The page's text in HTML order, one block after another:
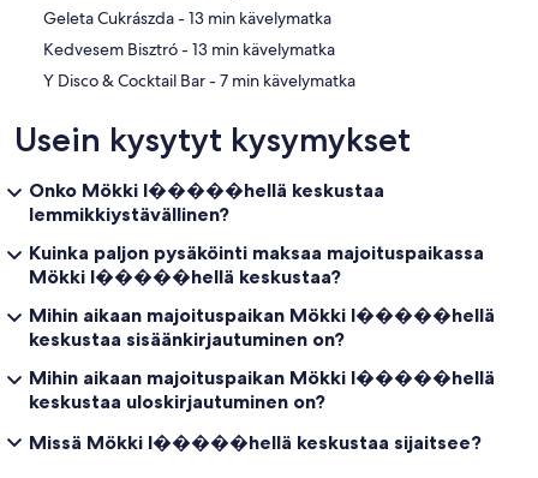
‪Geleta Cukrászda - ‬13 min kävelymatka
‪Kedvesem Bisztró - ‬13 min kävelymatka
‪Y Disco & Cocktail Bar - ‬7 min kävelymatka
Usein kysytyt kysymykset
Onko Mökki l�����hellä keskustaa
lemmikkiystävällinen?
Kuinka paljon pysäköinti maksaa majoituspaikassa
Mökki l�����hellä keskustaa?
Mihin aikaan majoituspaikan Mökki l�����hellä
keskustaa sisäänkirjautuminen on?
Mihin aikaan majoituspaikan Mökki l�����hellä
keskustaa uloskirjautuminen on?
Missä Mökki l�����hellä keskustaa sijaitsee?